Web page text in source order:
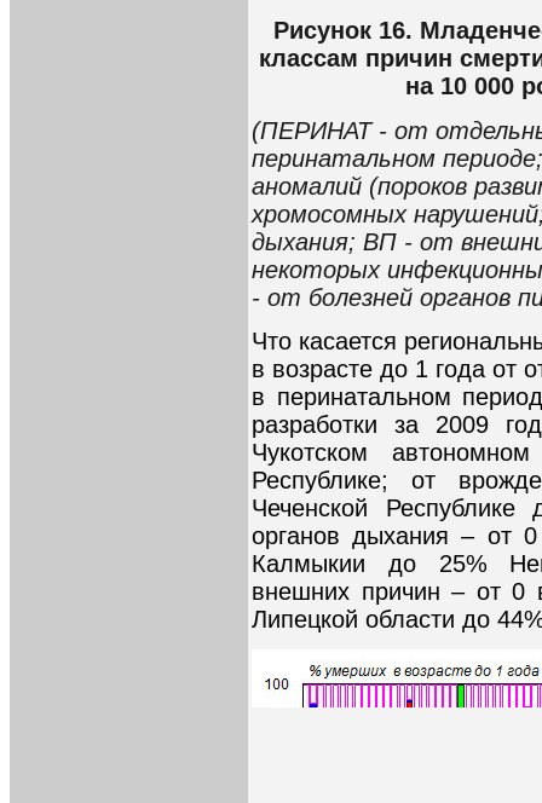
Рисунок 16.
классам причин
на 10 000
(ПЕРИНАТ - от
перинатальном
аномалий (пороков
хромосомных
дыхания; ВП - от
некоторых
- от болезней органов
Что касается
в возрасте до 1 года от
в перинатальном
разработки за 2009
Чукотском
Республике; от
Чеченской
органов дыхания – от
Калмыкии до 25%
внешних причин – от 0
Липецкой области до